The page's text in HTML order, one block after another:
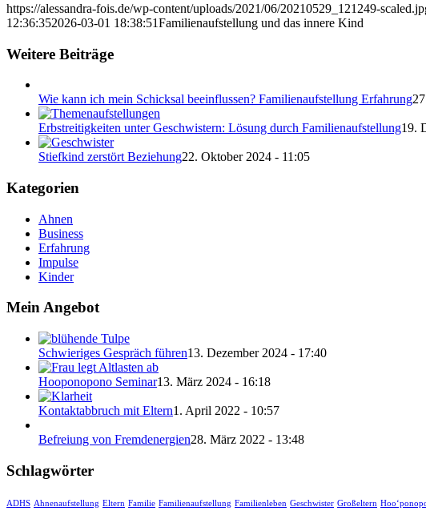
https://alessandra-fois.de/wp-content/uploads/2021/06/20210529_121249-
12:36:352026-03-01 18:38:51Familienaufstellung und das innere Kind
Weitere Beiträge
Wie kann ich mein Schicksal beeinflussen? Familienaufstellung Erfahrung
Erbstreitigkeiten unter Geschwistern: Lösung durch Familienaufstellung19.
Stiefkind zerstört Beziehung22. Oktober 2024 - 11:05
Kategorien
Ahnen
Business
Erfahrung
Impulse
Kinder
Mein Angebot
Schwieriges Gespräch führen13. Dezember 2024 - 17:40
Hooponopono Seminar13. März 2024 - 16:18
Kontaktabbruch mit Eltern1. April 2022 - 10:57
Befreiung von Fremdenergien28. März 2022 - 13:48
Schlagwörter
ADHS Ahnenaufstellung Eltern Familie Familienaufstellung Familienleben Geschwister Großeltern